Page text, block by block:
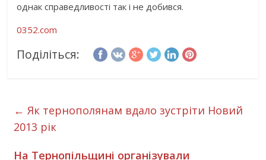
однак справедливості так і не добився.
0352.com
Поділіться:
← Як тернополянам вдало зустріти Новий
2013 рік
На Тернопільщині організували